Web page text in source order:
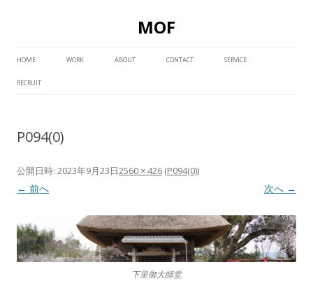
MOF
ン
ン
ッ
プ
HOME WORK ABOUT CONTACT SERVICE
RECRUIT
P094(0)
公開日時: 2023年9月23日2560 × 426 (P094(0))
← 前へ 次へ →
下里御大師堂